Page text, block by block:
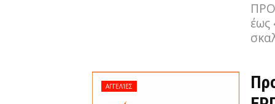
έως
ΑΓΓΕΛΊΕΣ